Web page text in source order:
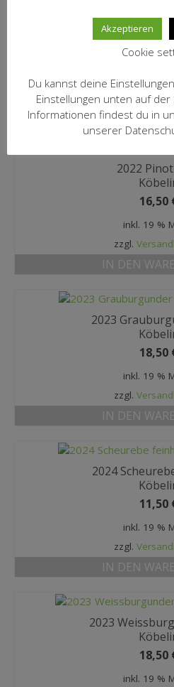
2023
20,50
IN DEN
2022
16,50
inkl. 19 %
zzgl.
IN DEN
2023
18,50
inkl. 19 %
zzgl.
IN DEN
2024
11,50
inkl. 19 %
zzgl.
IN DEN
2023
18,50
inkl. 19 %
Akzeptieren
Cookie
Du kannst deine
Einstellungen unten auf
Informationen findest du in
unserer